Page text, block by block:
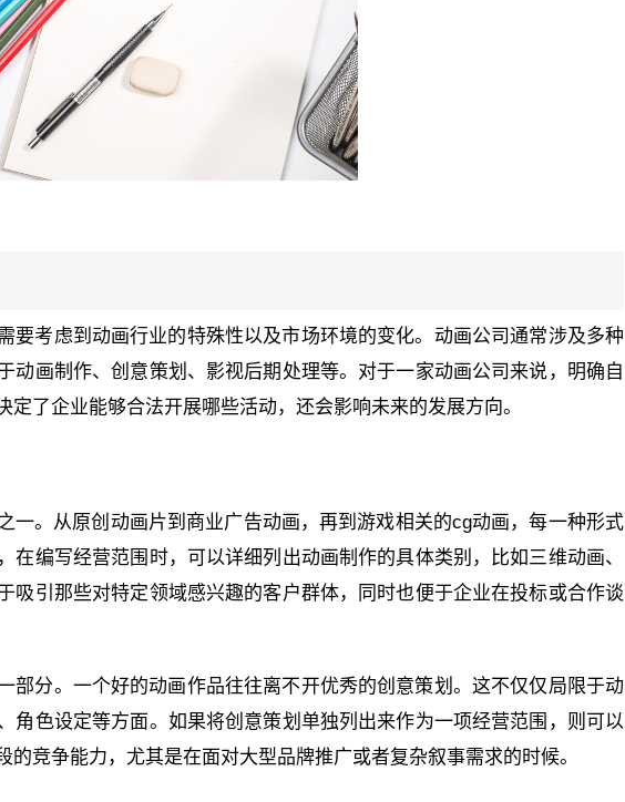
要考虑到动画行业的特殊性以及市场环境的变化。动画公司通常涉及多种
动画制作、创意策划、影视后期处理等。对于一家动画公司来说，明确自
了企业能够合法开展哪些活动，还会影响未来的发展方向。
一。从原创动画片到商业广告动画，再到游戏相关的cg动画，每一种形式
在编写经营范围时，可以详细列出动画制作的具体类别，比如三维动画、
吸引那些对特定领域感兴趣的客户群体，同时也便于企业在投标或合作谈
部分。一个好的动画作品往往离不开优秀的创意策划。这不仅仅局限于动
角色设定等方面。如果将创意策划单独列出来作为一项经营范围，则可以
竞争能力，尤其是在面对大型品牌推广或者复杂叙事需求的时候。